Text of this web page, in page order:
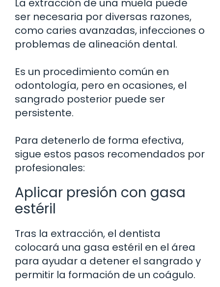
La extracción de una muela puede
ser necesaria por diversas razones,
como caries avanzadas, infecciones o
problemas de alineación dental.
Es un procedimiento común en
odontología, pero en ocasiones, el
sangrado posterior puede ser
persistente.
Para detenerlo de forma efectiva,
sigue estos pasos recomendados por
profesionales:
Aplicar presión con gasa
estéril
Tras la extracción, el dentista
colocará una gasa estéril en el área
para ayudar a detener el sangrado y
permitir la formación de un coágulo.